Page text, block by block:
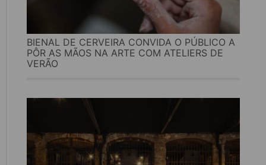
BIENAL DE CERVEIRA CONVIDA O PÚBLICO A
PÔR AS MÃOS NA ARTE COM ATELIERS DE
VERÃO